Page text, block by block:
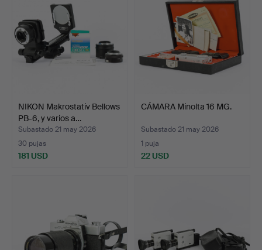
NIKON Makrostativ Bellows
PB-6, y varios a…
Subastado 21 may 2026
30 pujas
181 USD
CÁMARA Minolta 16 MG.
Subastado 21 may 2026
1 puja
22 USD